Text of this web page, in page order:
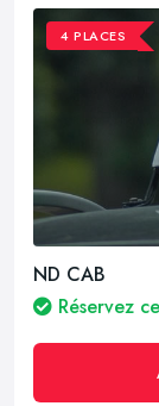
4 PLACES
ND CAB
Réservez